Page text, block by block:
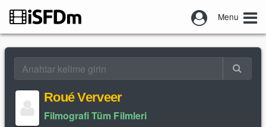
Menu
Roué Verveer
Filmografi Tüm Filmleri